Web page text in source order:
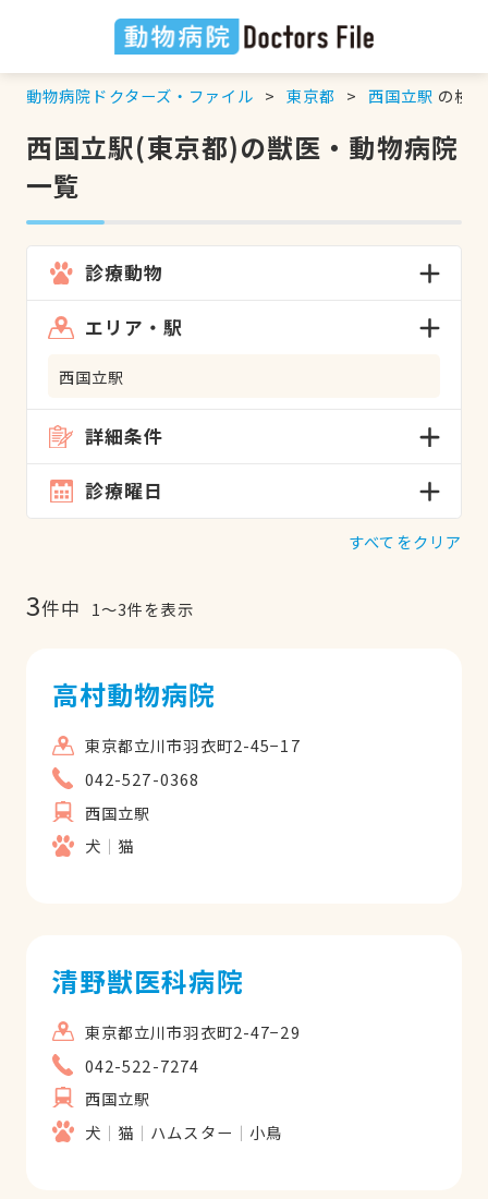
動物病院ドクターズ・ファイル 東京都 西国立駅 の検
西国立駅(東京都)の獣医・動物病院
一覧
診療動物
エリア・駅
西国立駅
詳細条件
診療曜日
すべてをクリア
3件中 1〜3件を表示
高村動物病院
東京都立川市羽衣町2-45−17
042-527-0368
西国立駅
犬
猫
清野獣医科病院
東京都立川市羽衣町2-47−29
042-522-7274
西国立駅
犬
猫 ハムスター 小鳥